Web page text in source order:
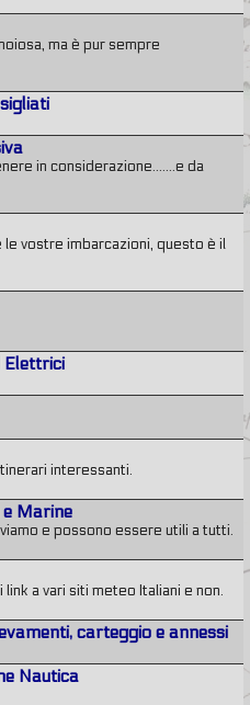
ma è pur sempre
in considerazione.......e da
vostre imbarcazioni, questo è il
Elettrici
interessanti.
Marine
e possono essere utili a tutti.
a vari siti meteo Italiani e non.
carteggio e annessi
Nautica